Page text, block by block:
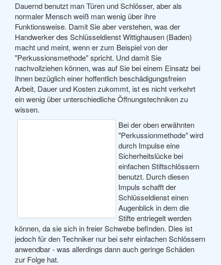
Dauernd benutzt man Türen und Schlösser, aber als
normaler Mensch weiß man wenig über ihre
Funktionsweise. Damit Sie aber verstehen, was der
Handwerker des Schlüsseldienst Wittighausen (Baden)
macht und meint, wenn er zum Beispiel von der
"Perkussionsmethode" spricht. Und damit Sie
nachvollziehen können, was auf Sie bei einem Einsatz bei
Ihnen bezüglich einer hoffentlich beschädigungsfreien
Arbeit, Dauer und Kosten zukommt, ist es nicht verkehrt
ein wenig über unterschiedliche Öffnungstechniken zu
wissen.
Bei der oben erwähnten
"Perkussionmethode" wird
durch Impulse eine
Sicherheitslücke bei
einfachen Stiftschlössern
benutzt. Durch diesen
Impuls schafft der
Schlüsseldienst einen
Augenblick in dem die
Stifte entriegelt werden
können, da sie sich in freier Schwebe befinden. Dies ist
jedoch für den Techniker nur bei sehr einfachen Schlössern
anwendbar - was allerdings dann auch geringe Schäden
zur Folge hat.